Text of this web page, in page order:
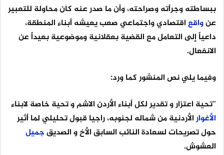
ببساطته وجرأته وصراحته، وأن ما صدر عنه كان محاولة للتعبير
عنواقعاقتصادي واجتماعي صعب يعيشه أبناء المنطقة،
داعياً إلى التعامل مع القضية بعقلانية وموضوعية بعيداً عن
الانفعال.
وفيما يلي نص المنشور كما ورد:
“تحية اعتزار و تقدير لكل أبناء الأردن الاشم و تحية خاصة لابناء
الأغوارالأردنية من شماله لجنوبه، راجيا قبول تحليلي لما أثير
حول تصريحات لسعادة النائب السابق الأخ و الصديقجميل
العشوش.